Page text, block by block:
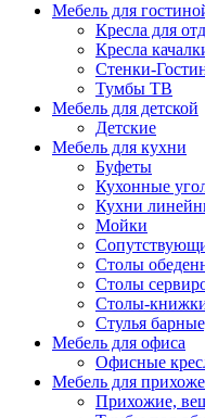
Мебель для
Кресла для
Кресла
Стенки-
Тумбы ТВ
Мебель для детской
Детские
Мебель для кухни
Буфеты
Кухонные
Кухни
Мойки
Столы
Столы
Столы-
Стулья
Мебель для офиса
Офисные
Мебель для
Прихожие,